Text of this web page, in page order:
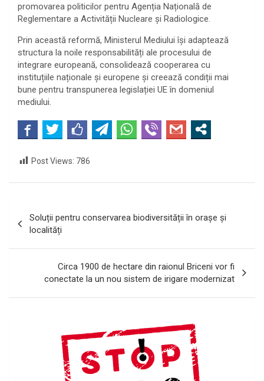
promovarea politicilor pentru Agenția Națională de
Reglementare a Activității Nucleare și Radiologice.
Prin această reformă, Ministerul Mediului își adaptează
structura la noile responsabilități ale procesului de
integrare europeană, consolidează cooperarea cu
instituțiile naționale și europene și creează condiții mai
bune pentru transpunerea legislației UE în domeniul
mediului.
Post Views: 786
în
articole
Soluții pentru conservarea biodiversității în orașe și
localități
Circa 1900 de hectare din raionul Briceni vor fi
conectate la un nou sistem de irigare modernizat